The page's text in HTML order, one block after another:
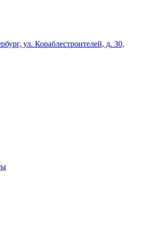
ул. Кораблестроителей, д. 30,